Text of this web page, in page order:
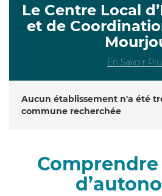
Le Centre Local
et de
En Savoir
Aucun établissement n'a été
commune recherchée